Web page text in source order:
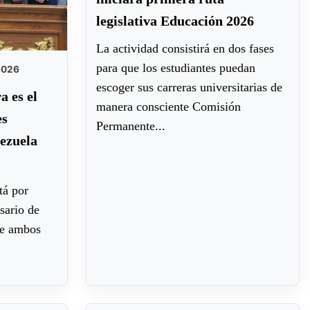
es el
por
de
ambos
legislativa Educación 2026
La actividad consistirá en dos fases
para que los estudiantes puedan
escoger sus carreras universitarias de
manera consciente Comisión
Permanente...